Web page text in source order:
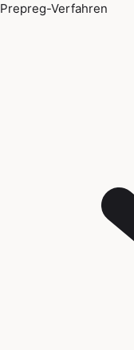
Prepreg-Verfahren